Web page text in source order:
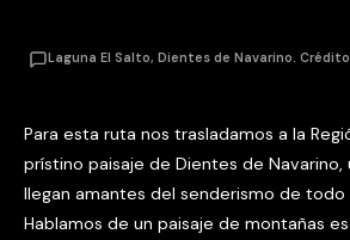
Laguna El Salto, Dientes de Navarino.
Para esta ruta nos trasladamos a la
prístino paisaje de Dientes de Navarino,
llegan amantes del senderismo de todo
Hablamos de un paisaje de montañas